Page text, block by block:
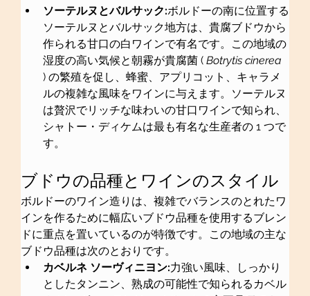
ソーテルヌとバルサック:ボルドーの南に位置する
ソーテルヌとバルサック地方は、貴腐ブドウから
作られる甘口の白ワインで有名です。この地域の
湿度の高い気候と朝霧が貴腐菌 ( Botrytis cinerea
) の繁殖を促し、蜂蜜、アプリコット、キャラメ
ルの複雑な風味をワインに与えます。ソーテルヌ
は贅沢でリッチな味わいの甘口ワインで知られ、
シャトー・ディケムは最も有名な生産者の 1 つで
す。
ブドウの品種とワインのスタイル
ボルドーのワイン造りは、複雑でバランスのとれたワ
インを作るために幅広いブドウ品種を使用するブレン
ドに重点を置いているのが特徴です。この地域の主な
ブドウ品種は次のとおりです。
カベルネ ソーヴィニヨン:力強い風味、しっかり
としたタンニン、熟成の可能性で知られるカベル